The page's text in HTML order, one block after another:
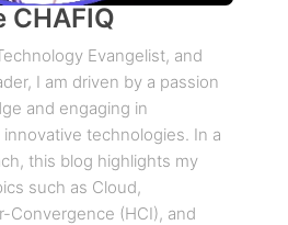
CHAFIQ
Evangelist, and
I am driven by a passion
and engaging in
technologies. In a
this blog highlights my
such as Cloud,
Convergence (HCI), and